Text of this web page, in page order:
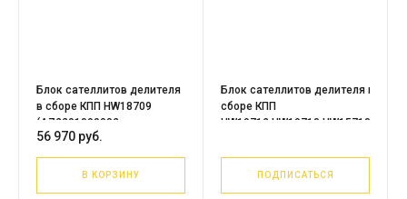
Блок сателлитов делителя
в сборе КПП HW18709
(AZ2201000002,
AZ2201000003)
56 970 руб.
В КОРЗИНУ
Блок сателлитов делителя в
сборе КПП
HW19712,HW19710,HW15710
ПОДПИСАТЬСЯ